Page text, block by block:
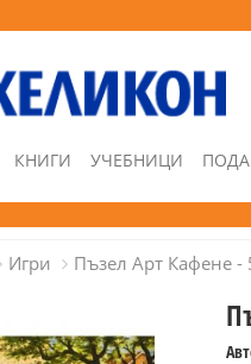
КНИГИ УЧЕБНИЦИ
Игри Пъзел Арт Кафене -